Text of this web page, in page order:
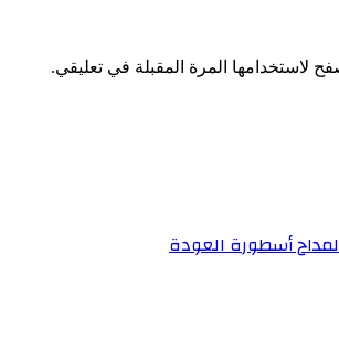
لاستخدامها المرة المقبلة في تعليقي.
أسطورة العودة